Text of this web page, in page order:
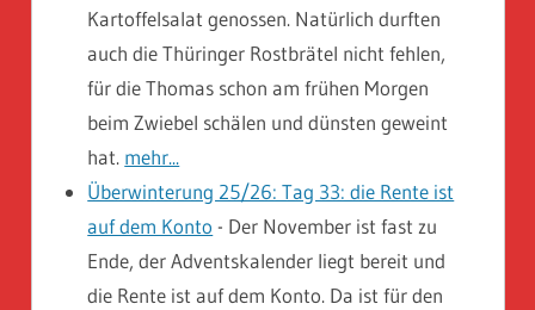
Kartoffelsalat genossen. Natürlich durften
auch die Thüringer Rostbrätel nicht fehlen,
für die Thomas schon am frühen Morgen
beim Zwiebel schälen und dünsten geweint
hat. mehr...
Überwinterung 25/26: Tag 33: die Rente ist
auf dem Konto - Der November ist fast zu
Ende, der Adventskalender liegt bereit und
die Rente ist auf dem Konto. Da ist für den